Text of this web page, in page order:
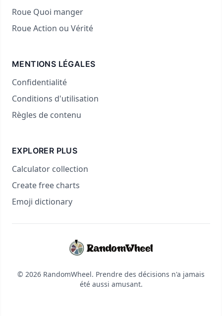
Roue Quoi manger
Roue Action ou Vérité
MENTIONS LÉGALES
Confidentialité
Conditions d'utilisation
Règles de contenu
EXPLORER PLUS
Calculator collection
Create free charts
Emoji dictionary
© 2026 RandomWheel. Prendre des décisions n'a jamais
été aussi amusant.